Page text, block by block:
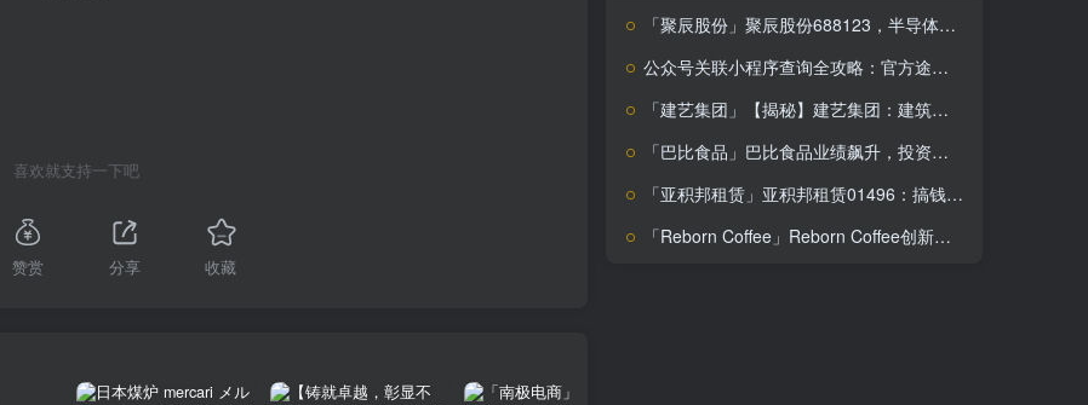
喜欢就支持一下吧
赞赏 分享 收藏
「聚辰股份」聚辰股份688123，半导体行业黑马，盈利能力翻倍，投资价值解析！
公众号关联小程序查询全攻略：官方途径与第三方工具解析
「建艺集团」【揭秘】建艺集团：建筑装饰领军者，未来可期？
「巴比食品」巴比食品业绩飙升，投资价值凸显，错过等十年！
「亚积邦租赁」亚积邦租赁01496：搞钱必看，设备出租行业投资价值解析
「Reborn Coffee」Reborn Coffee创新特饮，特种咖啡零售新贵，投资潜力解析！